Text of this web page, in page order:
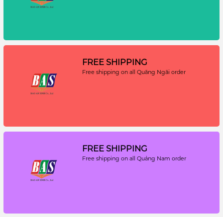
FREE SHIPPING
Free shipping on all Quãng Ngãi order
FREE SHIPPING
Free shipping on all Quảng Nam order